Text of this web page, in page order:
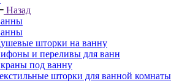
Назад
шторки на ванну
и переливы для ванн
под ванну
шторки для ванной комнаты